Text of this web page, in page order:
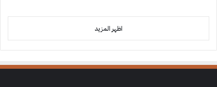
اظهر المزيد